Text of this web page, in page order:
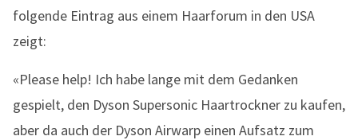
folgende Eintrag aus einem Haarforum in den USA
zeigt:
«Please help! Ich habe lange mit dem Gedanken
gespielt, den Dyson Supersonic Haartrockner zu kaufen,
aber da auch der Dyson Airwarp einen Aufsatz zum